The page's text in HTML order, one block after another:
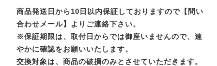
商品発送日から10日以内保証しておりますので【問い
合わせメール】よりご連絡下さい。
※保証期限は、取付日からでは御座いませんので、速
やかに確認をお願いいたします。
交換対象は、商品の破損のみとさせていただきます。